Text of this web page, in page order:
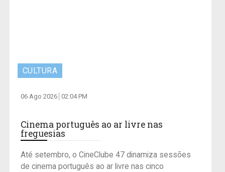
CULTURA
06 Ago 2026 02:04 PM
Cinema português ao ar livre nas
freguesias
Até setembro, o CineClube 47 dinamiza sessões
de cinema português ao ar livre nas cinco